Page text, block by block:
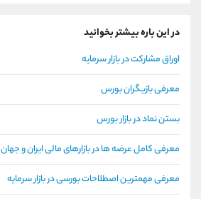
در این باره بیشتر بخوانید
اوراق مشارکت در بازار سرمایه
معرفی بازیگران بورس
بستن نماد در بازار بورس
معرفی کامل عرضه ها در بازارهای مالی ایران و جهان
معرفی مهمترین اصطلاحات بورسی در بازار سرمایه